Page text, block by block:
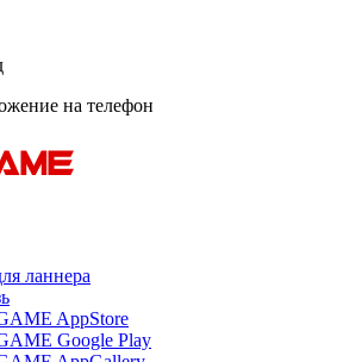
на телефон
ланнера
AppStore
Google Play